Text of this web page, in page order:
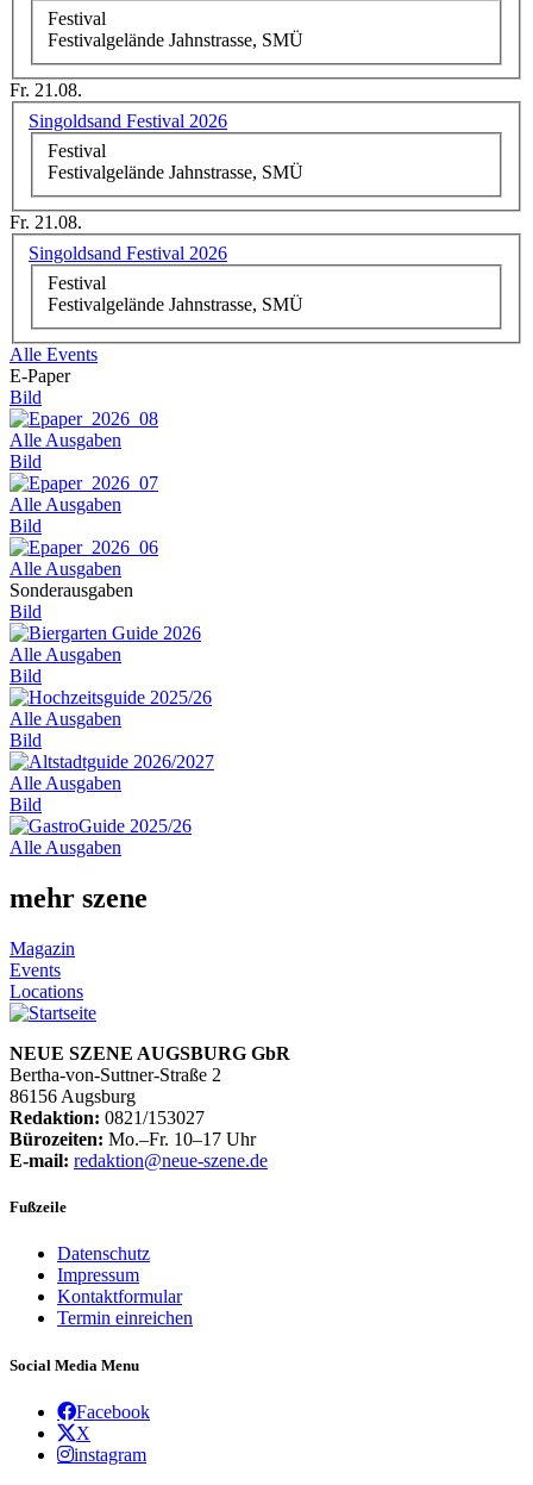
Festival
Festivalgelände Jahnstrasse, SMÜ
Fr. 21.08.
Singoldsand Festival 2026
Festival
Festivalgelände Jahnstrasse, SMÜ
Fr. 21.08.
Singoldsand Festival 2026
Festival
Festivalgelände Jahnstrasse, SMÜ
Alle Events
E-Paper
Bild
Alle Ausgaben
Bild
Alle Ausgaben
Bild
Alle Ausgaben
Sonderausgaben
Bild
Alle Ausgaben
Bild
Alle Ausgaben
Bild
Alle Ausgaben
Bild
Alle Ausgaben
mehr szene
Magazin
Events
Locations
NEUE SZENE AUGSBURG GbR
Bertha-von-Suttner-Straße 2
86156 Augsburg
Redaktion: 0821/153027
Bürozeiten: Mo.–Fr. 10–17 Uhr
E-mail: redaktion@neue-szene.de
Fußzeile
Datenschutz
Impressum
Kontaktformular
Termin einreichen
Social Media Menu
Facebook
X
instagram